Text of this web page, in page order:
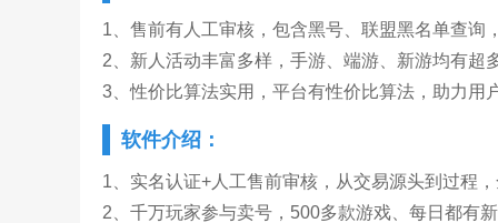
1、售前有人工审核，包含黑号、联盟黑名单查询
2、新人活动丰富多样，手游、端游、新游均有超
3、性价比算法实用，平台有性价比算法，助力用
软件介绍：
1、实名认证+人工售前审核，从交易源头到过程
2、千万玩家参与卖号，500多款游戏、每日都有